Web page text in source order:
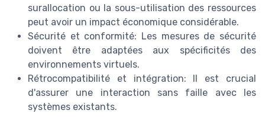
surallocation ou la sous-utilisation des ressources
peut avoir un impact économique considérable.
Sécurité et conformité: Les mesures de sécurité
doivent être adaptées aux spécificités des
environnements virtuels.
Rétrocompatibilité et intégration: Il est crucial
d'assurer une interaction sans faille avec les
systèmes existants.